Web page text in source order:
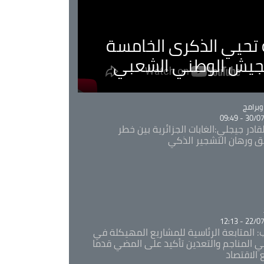
تحيي الذكرى الخامسة
الوطني الشعبي
30/07/
جيجلي:الغابات الجزائرية بين خطر
ورهان التشجير الذكي
22/07/
المتابعة الرئاسية للمشاريع المهيكلة في
المناجم والتعدين تأكيد على المضي قدما
الاقتصاد